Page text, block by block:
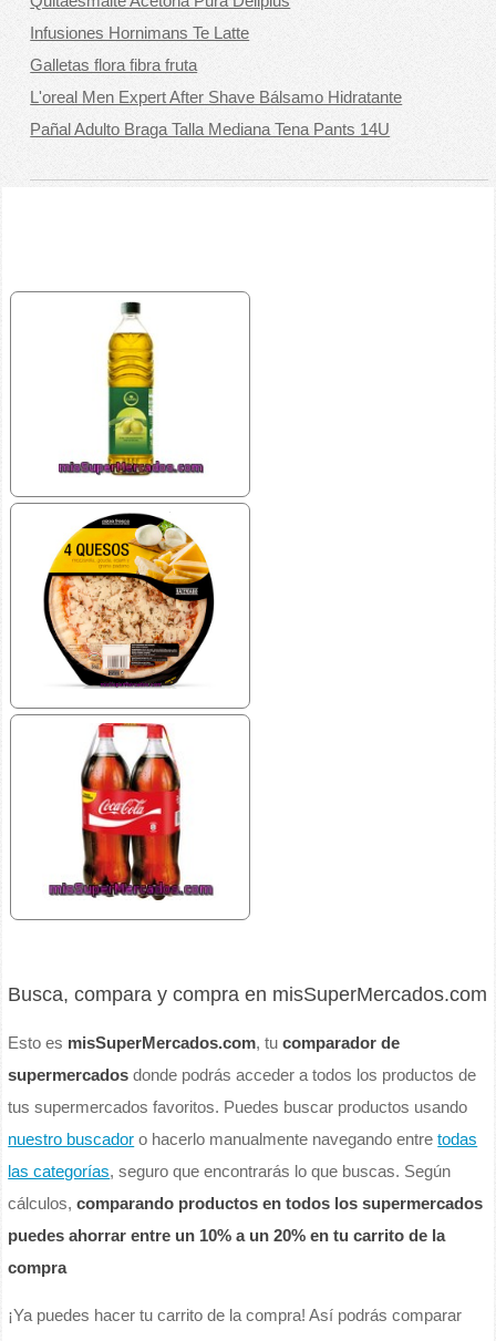
Infusiones Hornimans Te Latte
Galletas flora fibra fruta
L'oreal Men Expert After Shave Bálsamo Hidratante
Pañal Adulto Braga Talla Mediana Tena Pants 14U
Busca, compara y compra en misSuperMercados.com
Esto es misSuperMercados.com, tucomparador de
supermercados donde podrás acceder a todos los productos de
tus supermercados favoritos. Puedes buscar productos usando
nuestro buscador o hacerlo manualmente navegando entretodas
las categorías, seguro que encontrarás lo que buscas. Según
cálculos,comparando productos en todos los supermercados
puedes ahorrar entre un 10% a un 20% en tu carrito de la
compra
¡Ya puedes hacer tu carrito de la compra! Así podrás comparar